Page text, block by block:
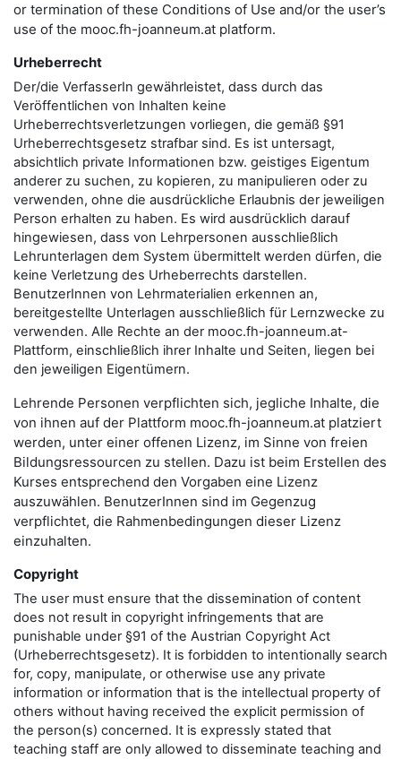
or termination of these Conditions of Use and/or the user’s
use of the mooc.fh-joanneum.at platform.
Urheberrecht
Der/die VerfasserIn gewährleistet, dass durch das
Veröffentlichen von Inhalten keine
Urheberrechtsverletzungen vorliegen, die gemäß §91
Urheberrechtsgesetz strafbar sind. Es ist untersagt,
absichtlich private Informationen bzw. geistiges Eigentum
anderer zu suchen, zu kopieren, zu manipulieren oder zu
verwenden, ohne die ausdrückliche Erlaubnis der jeweiligen
Person erhalten zu haben. Es wird ausdrücklich darauf
hingewiesen, dass von Lehrpersonen ausschließlich
Lehrunterlagen dem System übermittelt werden dürfen, die
keine Verletzung des Urheberrechts darstellen.
BenutzerInnen von Lehrmaterialien erkennen an,
bereitgestellte Unterlagen ausschließlich für Lernzwecke zu
verwenden. Alle Rechte an der mooc.fh-joanneum.at-
Plattform, einschließlich ihrer Inhalte und Seiten, liegen bei
den jeweiligen Eigentümern.
Lehrende Personen verpflichten sich, jegliche Inhalte, die
von ihnen auf der Plattform mooc.fh-joanneum.at platziert
werden, unter einer offenen Lizenz, im Sinne von freien
Bildungsressourcen zu stellen. Dazu ist beim Erstellen des
Kurses entsprechend den Vorgaben eine Lizenz
auszuwählen. BenutzerInnen sind im Gegenzug
verpflichtet, die Rahmenbedingungen dieser Lizenz
einzuhalten.
Copyright
The user must ensure that the dissemination of content
does not result in copyright infringements that are
punishable under §91 of the Austrian Copyright Act
(Urheberrechtsgesetz). It is forbidden to intentionally search
for, copy, manipulate, or otherwise use any private
information or information that is the intellectual property of
others without having received the explicit permission of
the person(s) concerned. It is expressly stated that
teaching staff are only allowed to disseminate teaching and